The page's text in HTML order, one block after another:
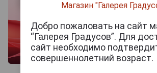
Магазин "Галерея
Добро пожаловать на сайт
“Галерея Градусов”. Для
сайт необходимо
совершеннолетний возраст.